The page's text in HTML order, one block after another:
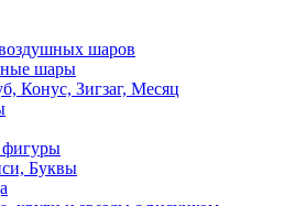
шаров
шары
Конус, Зигзаг, Месяц
Буквы